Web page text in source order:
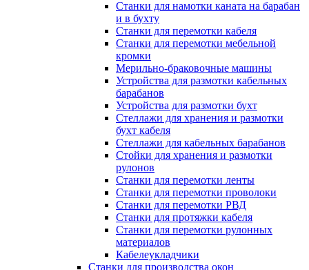
Станки для намотки каната на барабан
и в бухту
Станки для перемотки кабеля
Станки для перемотки мебельной
кромки
Мерильно-браковочные машины
Устройства для размотки кабельных
барабанов
Устройства для размотки бухт
Стеллажи для хранения и размотки
бухт кабеля
Стеллажи для кабельных барабанов
Стойки для хранения и размотки
рулонов
Станки для перемотки ленты
Станки для перемотки проволоки
Станки для перемотки РВД
Станки для протяжки кабеля
Станки для перемотки рулонных
материалов
Кабелеукладчики
Станки для производства окон